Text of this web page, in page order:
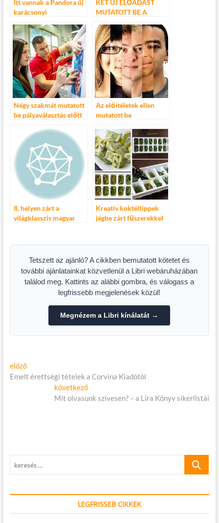
Itt vannak a Pandora új
karácsonyi
KÉT ÚJ ELŐADÁST
MUTATOTT BE A
Négy szakmát mutatott
be pályaválasztás előtt
kecskeméti Mercedes-
Benz Gyár
Az előítéletek ellen
mutatott be
Tere Kezdeményezés
8. helyen zárt a
világklasszis magyar
Kreatív koktéltippek
jégbe zárt fűszerekkel
Tetszett az ajánló? A cikkben bemutatott kötetet és
további ajánlatainkat közvetlenül a Libri webáruházában
találod meg. Kattints az alábbi gombra, és válogass a
legfrissebb megjelenések közül!
Megnézem a Libri kínálatát →
Bejegyzés
navigáció
előzőElőző
cikk:
Emelt érettségi tételek a Corvina Kiadótól
következőKövetkező
cikk:
Mit olvasunk szívesen? – a Líra Könyv sikerlistái
keresés
LEGFRISSEB CIKKEK